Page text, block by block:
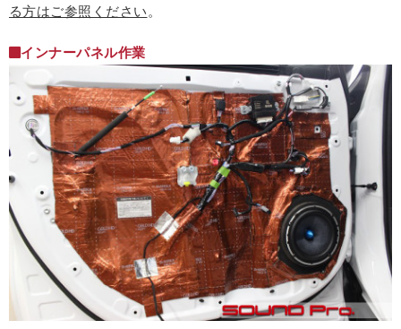
る方はご参照ください。
インナーパネル作業